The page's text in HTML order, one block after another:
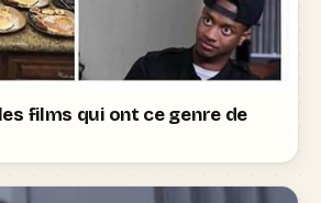
films qui ont ce genre de